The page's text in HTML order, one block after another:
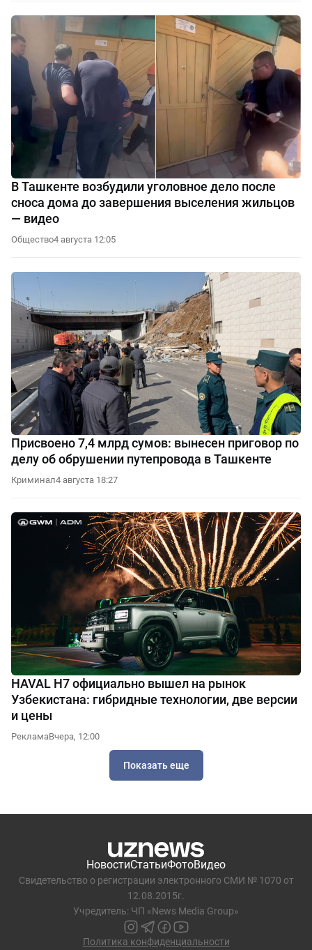
В Ташкенте возбудили уголовное дело после
сноса дома до завершения выселения жильцов
— видео
Общество4 августа 12:05
Присвоено 7,4 млрд сумов: вынесен приговор по
делу об обрушении путепровода в Ташкенте
Криминал4 августа 18:27
HAVAL H7 официально вышел на рынок
Узбекистана: гибридные технологии, две версии
и цены
РекламаВчера, 12:00
Показать еще
НовостиСтатьиФотоВидео
Свидетельство о регистрации электронного СМИ № 1070 от
12.08.2015г.
Учредитель: ЧП «News Media Group»
Политика конфиденциальности